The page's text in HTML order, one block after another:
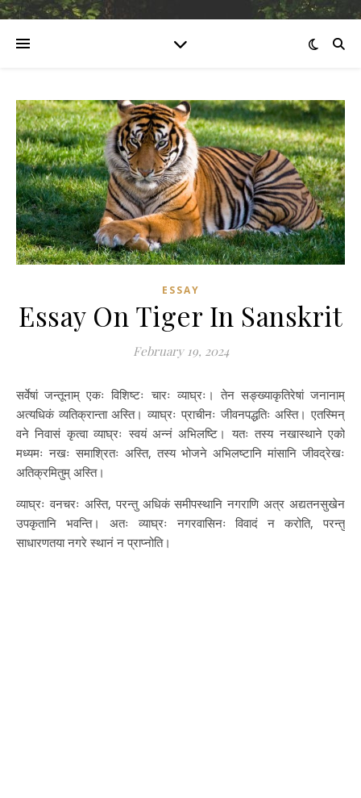
ESSAY
Essay On Tiger In Sanskrit
February 19, 2024
सर्वेषां जन्तूनाम् एकः विशिष्टः चारः व्याघ्रः। तेन सङ्ख्याकृतिरेषां जनानाम्
अत्यधिकं व्यतिक्रान्ता अस्ति। व्याघ्रः प्राचीनः जीवनपद्धतिः अस्ति। एतस्मिन्
वने निवासं कृत्वा व्याघ्रः स्वयं अन्नं अभिलष्टि। यतः तस्य नखास्थाने एको
मध्यमः नखः समाश्रितः अस्ति, तस्य भोजने अभिलष्टानि मांसानि जीवद्रेखः
अतिक्रमितुम् अस्ति।
व्याघ्रः वनचरः अस्ति, परन्तु अधिकं समीपस्थानि नगराणि अत्र अद्यतनसुखेन
उपकृतानि भवन्ति। अतः व्याघ्रः नगरवासिनः विवादं न करोति, परन्तु
साधारणतया नगरे स्थानं न प्राप्नोति।